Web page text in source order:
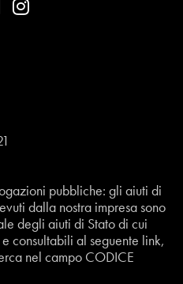
pubbliche: gli aiuti di
dalla nostra impresa sono
degli aiuti di Stato di cui
consultabili al seguente link,
nel campo CODICE